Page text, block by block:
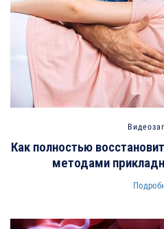
Как полностью
методами